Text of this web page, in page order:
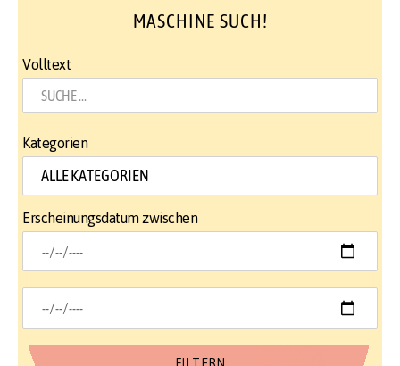
MASCHINE SUCH!
Volltext
Kategorien
Erscheinungsdatum zwischen